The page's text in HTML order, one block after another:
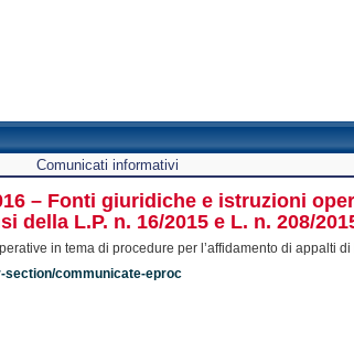
Comunicati informativi
– Fonti giuridiche e istruzioni
L.P. n. 16/2015 e L. n. 208/
in tema di procedure per l’affidamento di appalti
section/communicate-eproc